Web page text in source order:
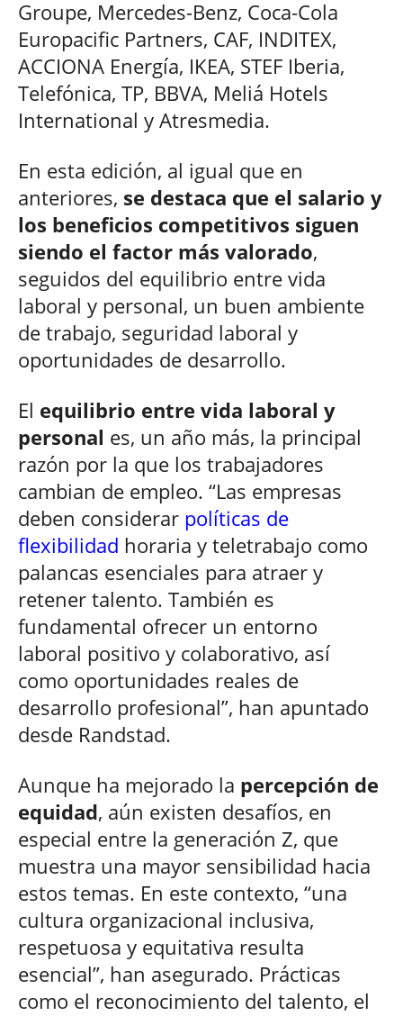
Groupe, Mercedes-Benz, Coca-Cola
Europacific Partners, CAF, INDITEX,
ACCIONA Energía, IKEA, STEF Iberia,
Telefónica, TP, BBVA, Meliá Hotels
International y Atresmedia.
En esta edición, al igual que en
anteriores, se destaca que el salario y
los beneficios competitivos siguen
siendo el factor más valorado,
seguidos del equilibrio entre vida
laboral y personal, un buen ambiente
de trabajo, seguridad laboral y
oportunidades de desarrollo.
El equilibrio entre vida laboral y
personal es, un año más, la principal
razón por la que los trabajadores
cambian de empleo. “Las empresas
deben considerar políticas de
flexibilidad horaria y teletrabajo como
palancas esenciales para atraer y
retener talento. También es
fundamental ofrecer un entorno
laboral positivo y colaborativo, así
como oportunidades reales de
desarrollo profesional”, han apuntado
desde Randstad.
Aunque ha mejorado la percepción de
equidad, aún existen desafíos, en
especial entre la generación Z, que
muestra una mayor sensibilidad hacia
estos temas. En este contexto, “una
cultura organizacional inclusiva,
respetuosa y equitativa resulta
esencial”, han asegurado. Prácticas
como el reconocimiento del talento, el